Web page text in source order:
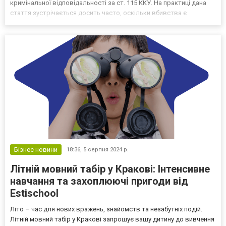
кримінальної відповідальності за ст. 115 ККУ. На практиці дана
стаття зустрічається досить часто, оскільки вбивства є
Бізнес новини 18:36, 5 серпня 2024 р.
Літній мовний табір у Кракові: Інтенсивне
навчання та захоплюючі пригоди від
Estischool
Літо – час для нових вражень, знайомств та незабутніх подій.
Літній мовний табір у Кракові запрошує вашу дитину до вивчення